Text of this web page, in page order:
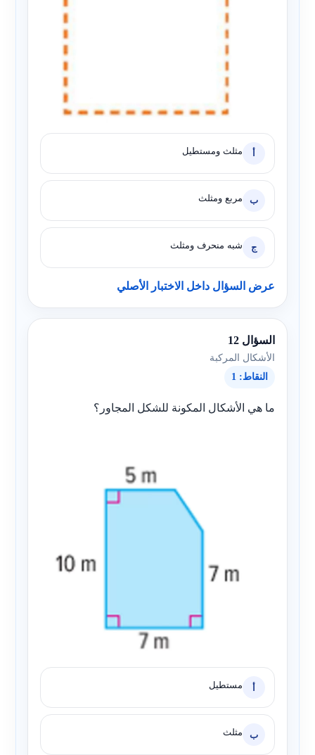
مثلث ومستطيل
ب مربع ومثلث
ج شبه منحرف ومثلث
عرض السؤال داخل الاختبار الأصلي
السؤال 12
الأشكال المركبة
النقاط: 1
ما هي الأشكال المكونة للشكل المجاور؟
مستطيل
ب مثلث